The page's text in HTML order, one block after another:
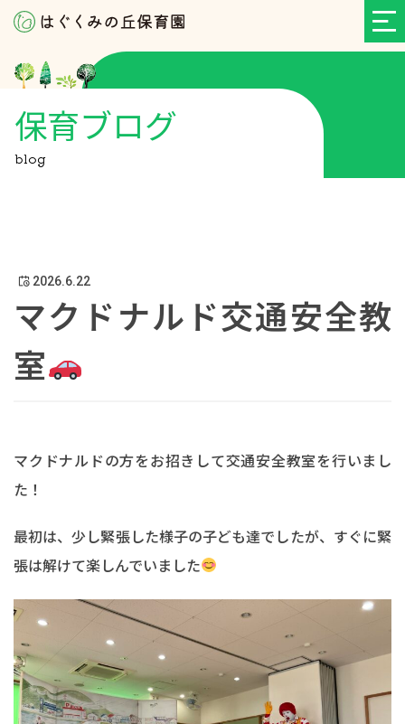
保育ブログ
blog
2026.6.22
マクドナルド交通安全教
室
マクドナルドの方をお招きして交通安全教室を行いまし
た！
最初は、少し緊張した様子の子ども達でしたが、すぐに緊
張は解けて楽しんでいました